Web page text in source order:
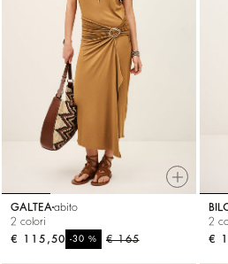
GALTEA abito
2 colori
€ 165
-30%
€ 115,50
2
€